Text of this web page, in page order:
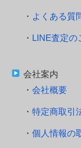
よくある質
LINE査定の
会社案内
会社概要
特定商取引
個人情報の